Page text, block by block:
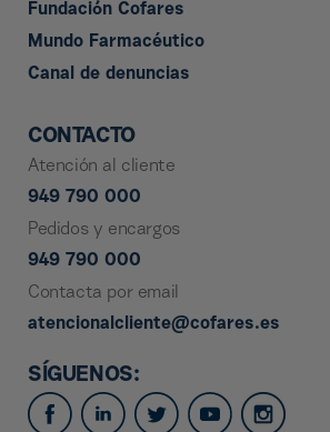
Fundación Cofares
Mundo Farmacéutico
Canal de denuncias
CONTACTO
Atención al cliente
949 790 000
Pedidos y encargos
949 790 000
Contacta por email
atencionalcliente@cofares.es
SÍGUENOS: